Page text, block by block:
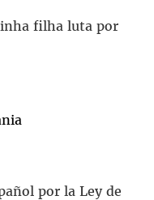
filha luta por
por la Ley de